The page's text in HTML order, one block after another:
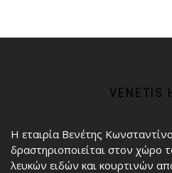
VENETIS
Η εταιρία Βενέτης
δραστηριοποιείται στον χώρο
λευκών ειδών και κουρτινών